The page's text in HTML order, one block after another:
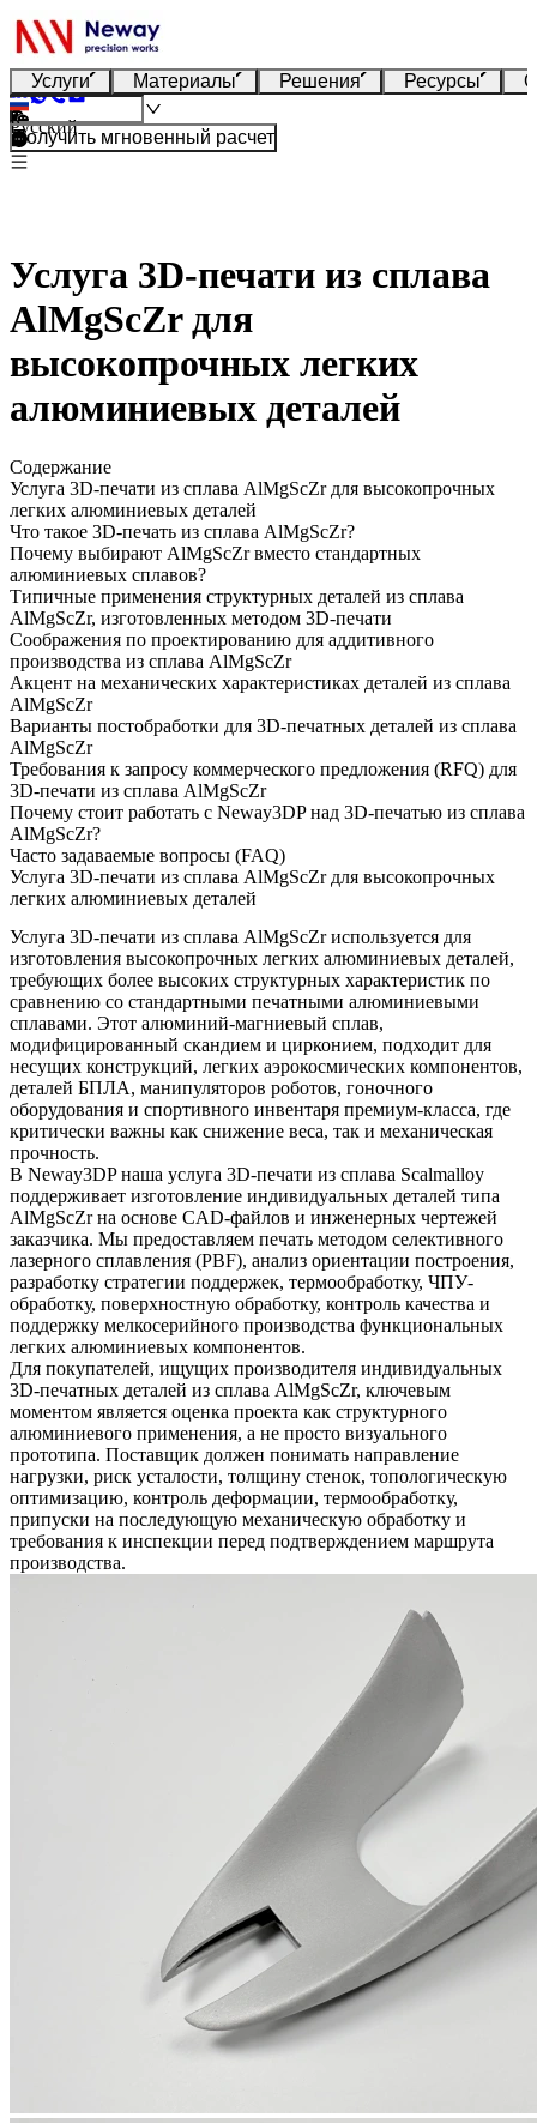
Услуги Материалы Решения Ресурсы
Русский
Получить мгновенный расчет
Услуга 3D-печати из сплава
AlMgScZr для
высокопрочных легких
алюминиевых деталей
Содержание
Услуга 3D-печати из сплава AlMgScZr для высокопрочных
легких алюминиевых деталей
Что такое 3D-печать из сплава AlMgScZr?
Почему выбирают AlMgScZr вместо стандартных
алюминиевых сплавов?
Типичные применения структурных деталей из сплава
AlMgScZr, изготовленных методом 3D-печати
Соображения по проектированию для аддитивного
производства из сплава AlMgScZr
Акцент на механических характеристиках деталей из сплава
AlMgScZr
Варианты постобработки для 3D-печатных деталей из сплава
AlMgScZr
Требования к запросу коммерческого предложения (RFQ) для
3D-печати из сплава AlMgScZr
Почему стоит работать с Neway3DP над 3D-печатью из сплава
AlMgScZr?
Часто задаваемые вопросы (FAQ)
Услуга 3D-печати из сплава AlMgScZr для высокопрочных
легких алюминиевых деталей
Услуга 3D-печати из сплава AlMgScZr используется для
изготовления высокопрочных легких алюминиевых деталей,
требующих более высоких структурных характеристик по
сравнению со стандартными печатными алюминиевыми
сплавами. Этот алюминий-магниевый сплав,
модифицированный скандием и цирконием, подходит для
несущих конструкций, легких аэрокосмических компонентов,
деталей БПЛА, манипуляторов роботов, гоночного
оборудования и спортивного инвентаря премиум-класса, где
критически важны как снижение веса, так и механическая
прочность.
В Neway3DP наша услуга 3D-печати из сплава Scalmalloy
поддерживает изготовление индивидуальных деталей типа
AlMgScZr на основе CAD-файлов и инженерных чертежей
заказчика. Мы предоставляем печать методом селективного
лазерного сплавления (PBF), анализ ориентации построения,
разработку стратегии поддержек, термообработку, ЧПУ-
обработку, поверхностную обработку, контроль качества и
поддержку мелкосерийного производства функциональных
легких алюминиевых компонентов.
Для покупателей, ищущих производителя индивидуальных
3D-печатных деталей из сплава AlMgScZr, ключевым
моментом является оценка проекта как структурного
алюминиевого применения, а не просто визуального
прототипа. Поставщик должен понимать направление
нагрузки, риск усталости, толщину стенок, топологическую
оптимизацию, контроль деформации, термообработку,
припуски на последующую механическую обработку и
требования к инспекции перед подтверждением маршрута
производства.